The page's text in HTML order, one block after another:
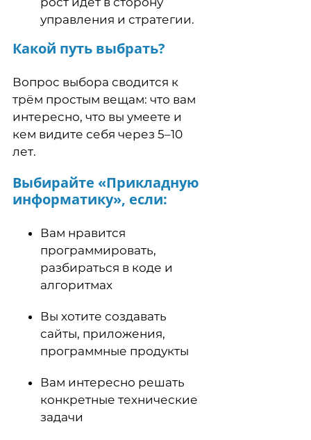
управления и стратегии.
Какой путь выбрать?
Вопрос выбора сводится к
трём простым вещам: что вам
интересно, что вы умеете и
кем видите себя через 5–10
лет.
Выбирайте «Прикладную
информатику», если:
Вам нравится
программировать,
разбираться в коде и
алгоритмах
Вы хотите создавать
сайты, приложения,
программные продукты
Вам интересно решать
конкретные технические
задачи